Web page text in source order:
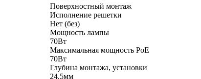
Поверхностный монтаж
Исполнение решетки
Нет (без)
Мощность лампы
70Вт
Максимальная мощность PoE
70Вт
Глубина монтажа, установки
24.5мм